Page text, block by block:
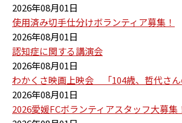
2026年08月01日
使用済み切手仕分けボランティア募集！
2026年08月01日
認知症に関する講演会
2026年08月01日
わかくさ映画上映会 「104歳、哲代さん
2026年08月01日
2026愛媛FCボランティアスタッフ大募集